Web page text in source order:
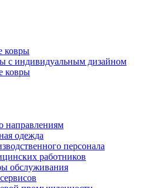
ковры
с индивидуальным дизайном
ковры
направлениям
одежда
персонала
работников
обслуживания